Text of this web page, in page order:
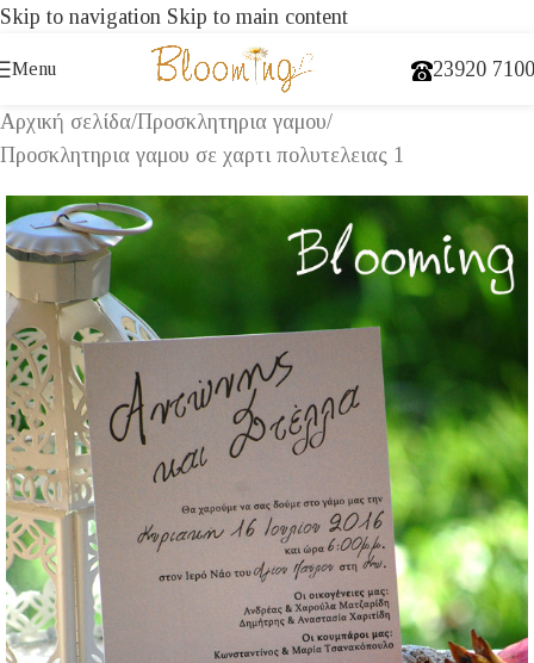
Skip to navigation Skip to main content
Menu 23920
Αρχική σελίδα/Προσκλητηρια γαμου/
Προσκλητηρια γαμου σε χαρτι πολυτελειας 1